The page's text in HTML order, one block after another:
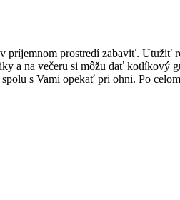
príjemnom prostredí zabaviť.
a na večeru si môžu dať
s Vami opekať pri ohni. Po